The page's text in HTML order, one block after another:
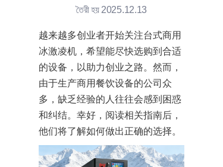
তৈরী হয় 2025.12.13
越来越多创业者开始关注台式商用
冰激凌机，希望能尽快选购到合适
的设备，以助力创业之路。然而，
由于生产商用餐饮设备的公司众
多，缺乏经验的人往往会感到困惑
和纠结。幸好，阅读相关指南后，
他们将了解如何做出正确的选择。
আমাদের সাথে যোগাযোগ করুন